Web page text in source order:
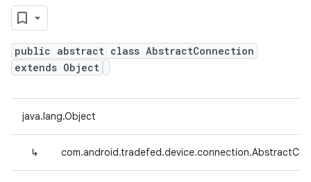
public abstract class AbstractConnection
extends Object
java.lang.Object
↳